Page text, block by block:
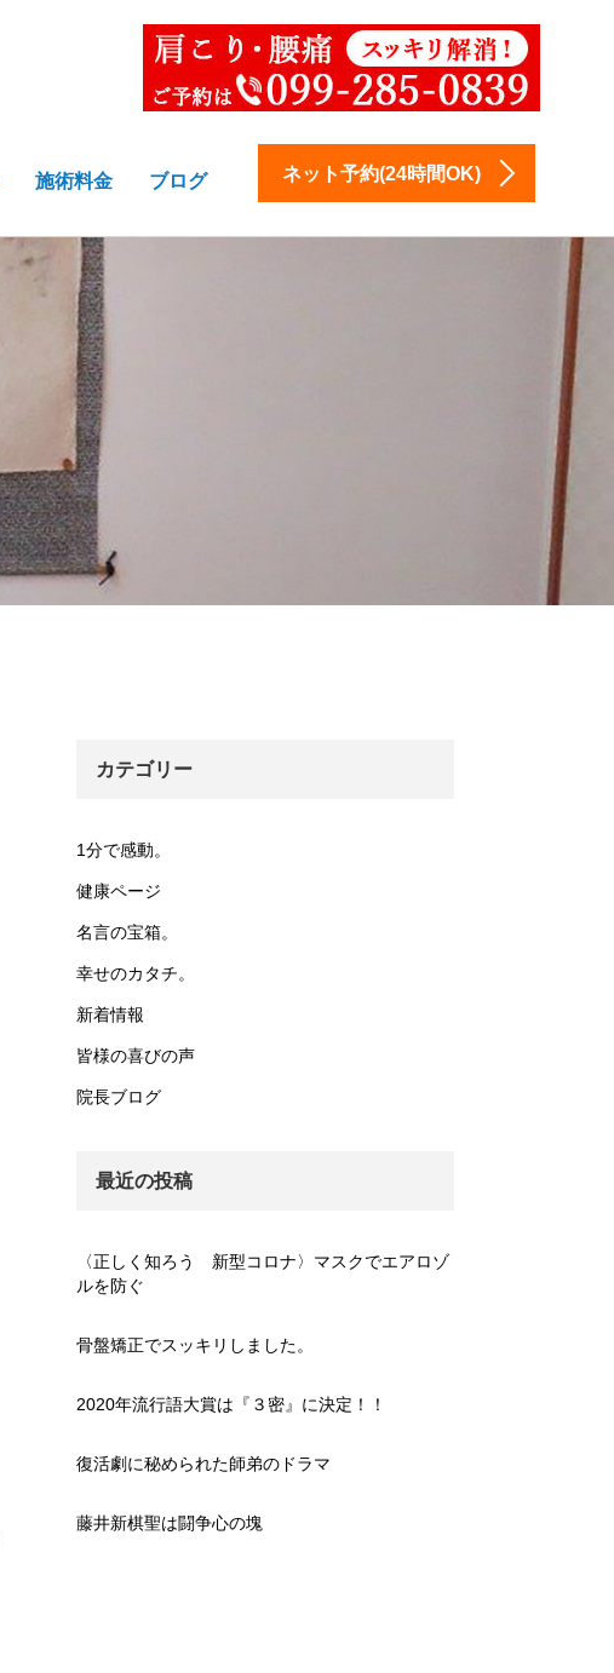
施術料金 ブログ ネット予約(24時間OK)
カテゴリー
1分で感動。
健康ページ
名言の宝箱。
幸せのカタチ。
新着情報
皆様の喜びの声
院長ブログ
最近の投稿
〈正しく知ろう 新型コロナ〉マスクでエアロゾ
ルを防ぐ
骨盤矯正でスッキリしました。
2020年流行語大賞は『３密』に決定！！
復活劇に秘められた師弟のドラマ
藤井新棋聖は闘争心の塊